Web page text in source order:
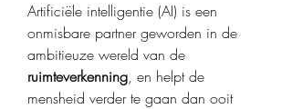
Artificiële intelligentie (AI) is een
onmisbare partner geworden in de
ruimteverkenning, en helpt de
mensheid verder te gaan dan ooit